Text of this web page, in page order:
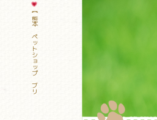
【
熊
本
ペ
ッ
ト
シ
ョ
ッ
プ
ブ
リ
ダ
ー
】
|
ペ
ッ
ト
シ
ョ
ッ
プ